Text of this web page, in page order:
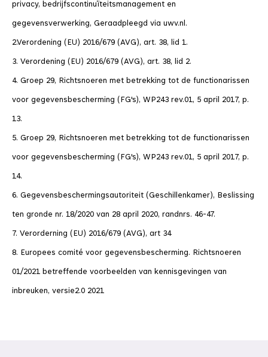
privacy, bedrijfscontinuïteitsmanagement en
gegevensverwerking, Geraadpleegd via uwv.nl.
2.Verordening (EU) 2016/679 (AVG), art. 38, lid 1.
3. Verordening (EU) 2016/679 (AVG), art. 38, lid 2.
4. Groep 29, Richtsnoeren met betrekking tot de functionarissen
voor gegevensbescherming (FG's), WP243 rev.01, 5 april 2017, p.
13.
5. Groep 29, Richtsnoeren met betrekking tot de functionarissen
voor gegevensbescherming (FG's), WP243 rev.01, 5 april 2017, p.
14.
6. Gegevensbeschermingsautoriteit (Geschillenkamer), Beslissing
ten gronde nr. 18/2020 van 28 april 2020, randnrs. 46-47.
7. Verorderning (EU) 2016/679 (AVG), art 34
8. Europees comité voor gegevensbescherming. Richtsnoeren
01/2021 betreffende voorbeelden van kennisgevingen van
inbreuken, versie2.0 2021